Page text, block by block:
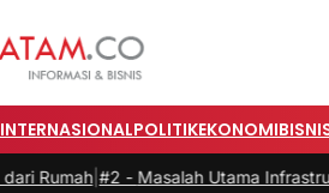
INTERNASIONALPOLITIKEKONOMI
|#2 -Masalah Utama Infrastruktur